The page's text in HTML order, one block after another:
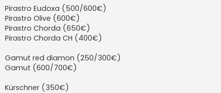
Pirastro Eudoxa (500/600€)
Pirastro Olive (600€)
Pirastro Chorda (650€)
Pirastro Chorda CH (400€)
Gamut red diamon (250/300€)
Gamut (600/700€)
Kürschner (350€)